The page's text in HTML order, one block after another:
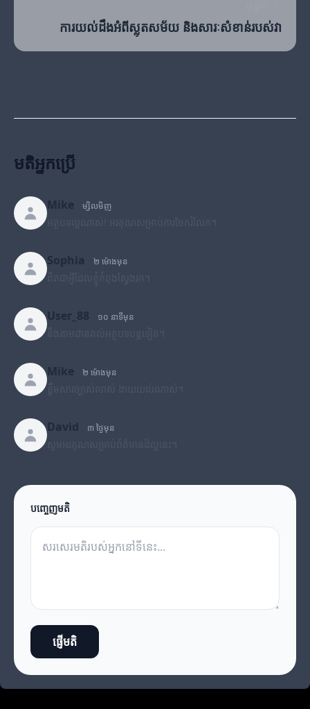
ការយល់ដឹងអំពីស្លុតសម័យ និងសារៈសំខាន់របស់វា
មតិអ្នកប្រើ
Mike ម្សិលមិញ
Sophia ២ ម៉ោងមុន
User_88 ១០ នាទីមុន
Mike ២ ម៉ោងមុន
David ៣ ថ្ងៃមុន
បញ្ចេញមតិ
ផ្ញើមតិ